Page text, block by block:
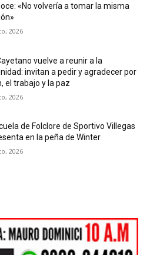
«No volvería a tomar la misma
2026
vuelve a reunir a la
invitan a pedir y agradecer por
el trabajo y la paz
2026
de Folclore de Sportivo Villegas
en la peña de Winter
2026